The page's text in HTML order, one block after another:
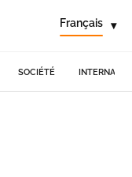
Français ▾
SOCIÉTÉ